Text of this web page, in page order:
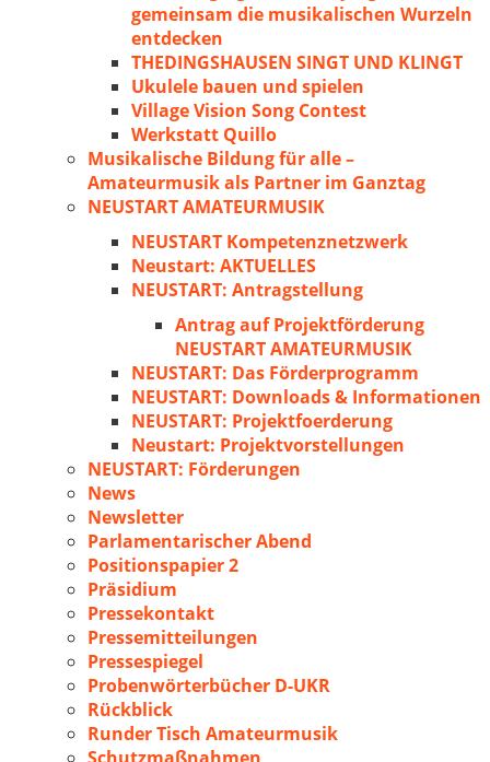
gemeinsam die musikalischen Wurzeln
entdecken
THEDINGSHAUSEN SINGT UND KLINGT
Ukulele bauen und spielen
Village Vision Song Contest
Werkstatt Quillo
Musikalische Bildung für alle –
Amateurmusik als Partner im Ganztag
NEUSTART AMATEURMUSIK
NEUSTART Kompetenznetzwerk
Neustart: AKTUELLES
NEUSTART: Antragstellung
Antrag auf Projektförderung
NEUSTART AMATEURMUSIK
NEUSTART: Das Förderprogramm
NEUSTART: Downloads & Informationen
NEUSTART: Projektfoerderung
Neustart: Projektvorstellungen
NEUSTART: Förderungen
News
Newsletter
Parlamentarischer Abend
Positionspapier 2
Präsidium
Pressekontakt
Pressemitteilungen
Pressespiegel
Probenwörterbücher D-UKR
Rückblick
Runder Tisch Amateurmusik